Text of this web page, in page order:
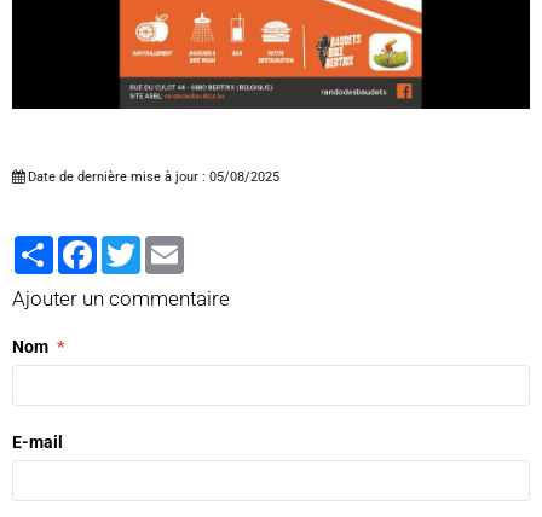
Date de dernière mise à jour : 05/08/2025
PartagerFacebook
Twitter
Ajouter un commentaire
Nom
E-mail